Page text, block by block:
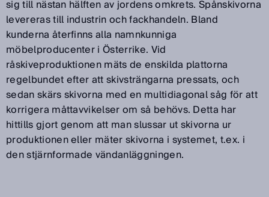
sig till nästan hälften av jordens omkrets. Spånskivorna
levereras till industrin och fackhandeln. Bland
kunderna återfinns alla namnkunniga
möbelproducenter i Österrike. Vid
råskiveproduktionen mäts de enskilda plattorna
regelbundet efter att skivsträngarna pressats, och
sedan skärs skivorna med en multidiagonal såg för att
korrigera måttavvikelser om så behövs. Detta har
hittills gjort genom att man slussar ut skivorna ur
produktionen eller mäter skivorna i systemet, t.ex. i
den stjärnformade vändanläggningen.